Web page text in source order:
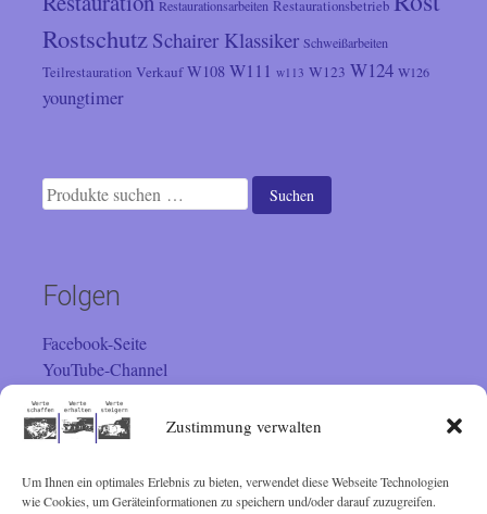
Zustimmung verwalten
Um Ihnen ein optimales Erlebnis zu bieten, verwendet diese Webseite Technologien
wie Cookies, um Geräteinformationen zu speichern und/oder darauf zuzugreifen.
Restaurationsarbeiten Restaurationsbetrieb
Rostschutz Schairer Klassiker Schweißarbeiten
Teilrestauration Verkauf W108 W111 w113 W123 W124 W126
youngtimer
Suchen
nach:
Suchen
Folgen
Facebook-Seite
YouTube-Channel
Besucher